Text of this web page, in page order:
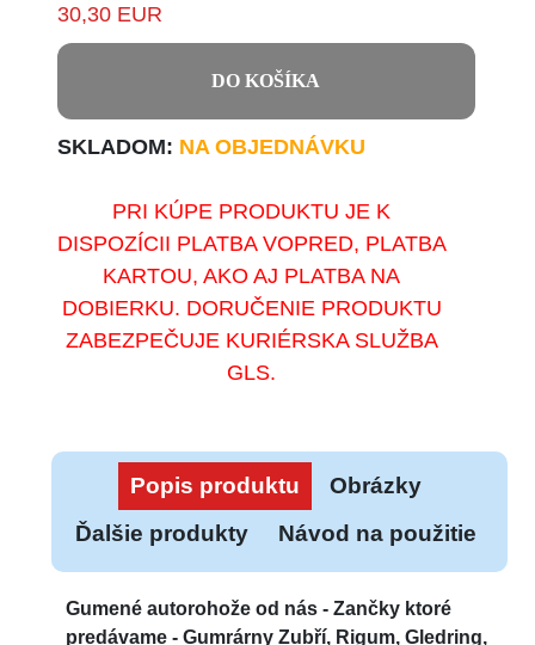
30,30 EUR
DO KOŠÍKA
SKLADOM: NA OBJEDNÁVKU
PRI KÚPE PRODUKTU JE K
DISPOZÍCII PLATBA VOPRED, PLATBA
KARTOU, AKO AJ PLATBA NA
DOBIERKU. DORUČENIE PRODUKTU
ZABEZPEČUJE KURIÉRSKA SLUŽBA
GLS.
Popis produktu
Obrázky
Ďalšie produkty
Návod na použitie
Gumené autorohože od nás - Zančky ktoré
predávame - Gumrárny Zubří, Rigum, Gledring,